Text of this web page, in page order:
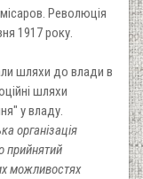
Революція
1917 року.
шляхи до влади в
шляхи
у владу.
організація
прийнятий
можливостях